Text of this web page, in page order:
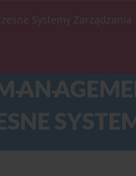
Systemy Zarządzania